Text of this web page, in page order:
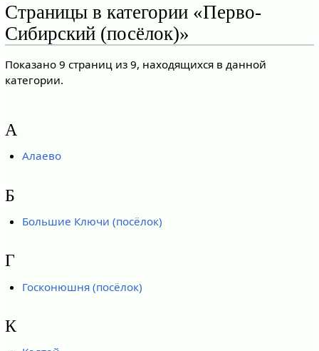
Страницы в категории «Перво-
Сибирский (посёлок)»
Показано 9 страниц из 9, находящихся в данной
категории.
А
Алаево
Б
Большие Ключи (посёлок)
Г
Госконюшня (посёлок)
К